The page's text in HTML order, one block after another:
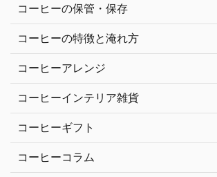
コーヒーの保管・保存
コーヒーの特徴と淹れ方
コーヒーアレンジ
コーヒーインテリア雑貨
コーヒーギフト
コーヒーコラム